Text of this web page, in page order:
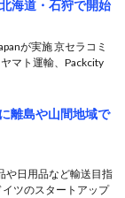
海道・石狩で開始
が実施 京セラコミ
マト運輸、Packcity
離島や山間地域で
や日用品など輸送目指
ツのスタートアップ